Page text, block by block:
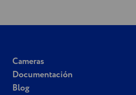
Cameras
Documentación
Blog